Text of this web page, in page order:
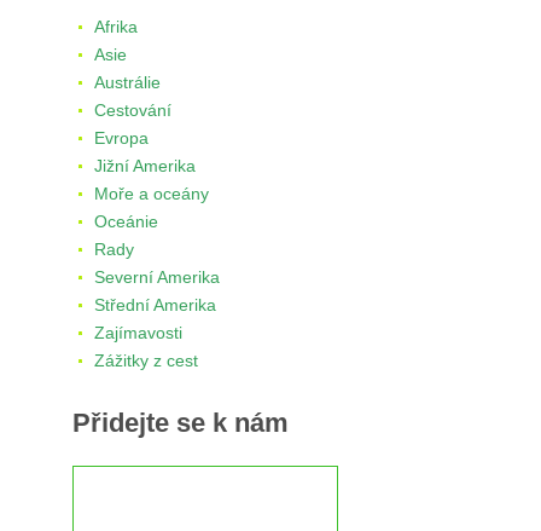
Afrika
Asie
Austrálie
Cestování
Evropa
Jižní Amerika
Moře a oceány
Oceánie
Rady
Severní Amerika
Střední Amerika
Zajímavosti
Zážitky z cest
Přidejte se k nám